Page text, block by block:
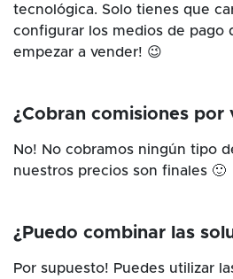
tecnológica. Solo tienes que
configurar los medios de pago
empezar a vender! 😉
¿Cobran comisiones por
No! No cobramos ningún tipo
nuestros precios son finales 🙂
¿Puedo combinar las
Por supuesto! Puedes utilizar